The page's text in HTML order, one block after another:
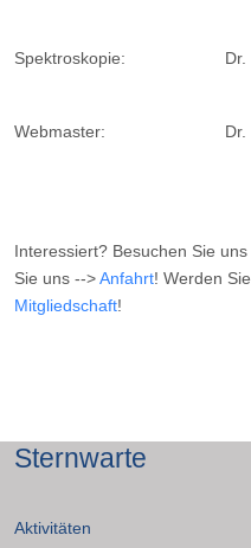
Spektroskopie:
Webmaster:
Interessiert? Besuchen Sie
Sie uns -->Anfahrt! Werden
Mitgliedschaft!
Sternwarte
Aktivitäten